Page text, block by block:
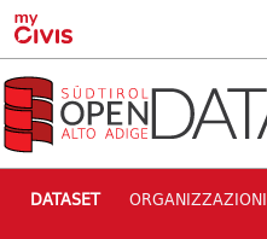
Skip to main content
DATASET ORGANIZZAZIONI